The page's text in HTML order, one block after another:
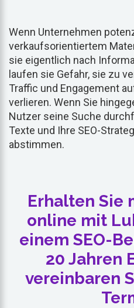
Wenn Unternehmen
verkaufsorientiertem
sie eigentlich nach
laufen sie Gefahr, sie zu
Traffic und Engagement
verlieren. Wenn Sie
Nutzer seine Suche
Texte und Ihre SEO-
abstimmen.
Erhalten Sie
online mit
einem SEO-
20 Jahren
vereinbaren